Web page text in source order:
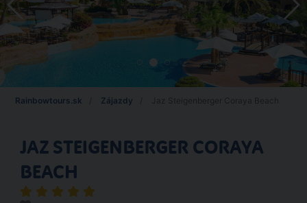
Rainbowtours.sk Zájazdy
JAZ STEIGENBERGER CORAYA
BEACH